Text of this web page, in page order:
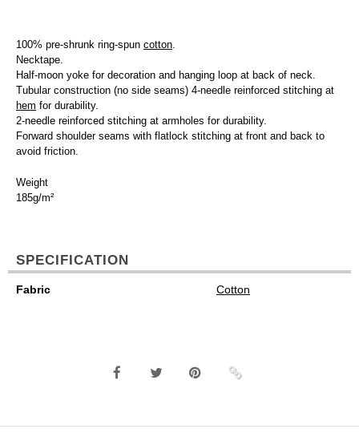
100% pre-shrunk ring-spun cotton.
Necktape.
Half-moon yoke for decoration and hanging loop at back of neck.
Tubular construction (no side seams) 4-needle reinforced stitching at
hem for durability.
2-needle reinforced stitching at armholes for durability.
Forward shoulder seams with flatlock stitching at front and back to
avoid friction.
Weight
185g/m²
SPECIFICATION
Fabric Cotton